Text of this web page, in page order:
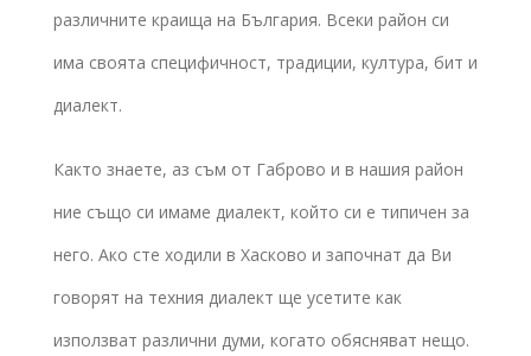
различните краища на България. Всеки район си
има своята специфичност, традиции, култура, бит и
диалект.
Както знаете, аз съм от Габрово и в нашия район
ние също си имаме диалект, който си е типичен за
него. Ако сте ходили в Хасково и започнат да Ви
говорят на техния диалект ще усетите как
използват различни думи, когато обясняват нещо.